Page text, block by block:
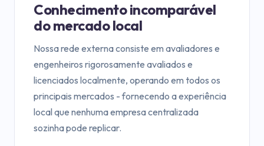
Conhecimento incomparável
do mercado local
Nossa rede externa consiste em avaliadores e
engenheiros rigorosamente avaliados e
licenciados localmente, operando em todos os
principais mercados - fornecendo a experiência
local que nenhuma empresa centralizada
sozinha pode replicar.